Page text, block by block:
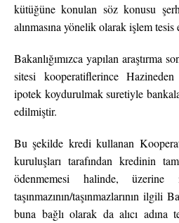
kütüğüne konulan söz konusu
alınmasına yönelik olarak işlem
Bakanlığımızca yapılan araştırma
sitesi kooperatiflerince Hazineden
ipotek koydurulmak suretiyle
edilmiştir.
Bu şekilde kredi kullanan
kuruluşları tarafından kredinin
ödenmemesi halinde,
taşınmazının/taşınmazlarının ilgili
buna bağlı olarak da alıcı adına